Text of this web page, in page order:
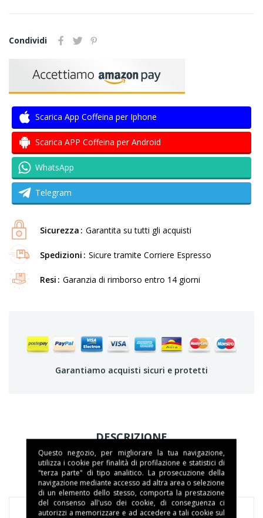
Condividi
Scarica App Coffeina per Iphone
Scarica APP Coffeina per Android
WhatsApp
Telegram
Sicurezza Garantita su tutti gli acquisti
Spedizioni Sicure tramite Corriere Espresso
Resi Garanzia di rimborso entro 14 giorni
Garantiamo acquisti sicuri e protetti
DESCRIZIONE
DETTAGLI DEL PRODOTTO
Questo negozio, per migliorare la tua navigazione,
utilizza i cookie per finalità di profilazione e statistici di
"terza parte" di tipo analitico. La prosecuzione della
navigazione mediante accesso ad altra area o selezione
di un elemento dello stesso, comporta la prestazione
del consenso all'uso dei cookie, di conseguenza ci
autorizzi a memorizzare e ad accedere a tali cookie sul